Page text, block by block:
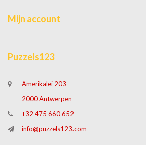
Mijn account
Puzzels123
Amerikalei 203
2000 Antwerpen
+32 475 660 652
info@puzzels123.com